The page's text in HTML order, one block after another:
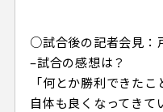
○試合後の記者会見：
–試合の感想は？
「何とか勝利できた
自体も良くなってき